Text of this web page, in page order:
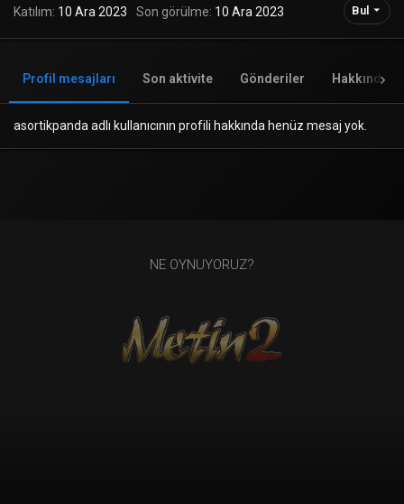
Katılım 10 Ara 2023 Son görülme 10 Ara 2023 Bul
Profil mesajları Son aktivite Gönderiler Hakkında
asortikpanda adlı kullanıcının profili hakkında henüz mesaj yok.
NE OYNUYORUZ?